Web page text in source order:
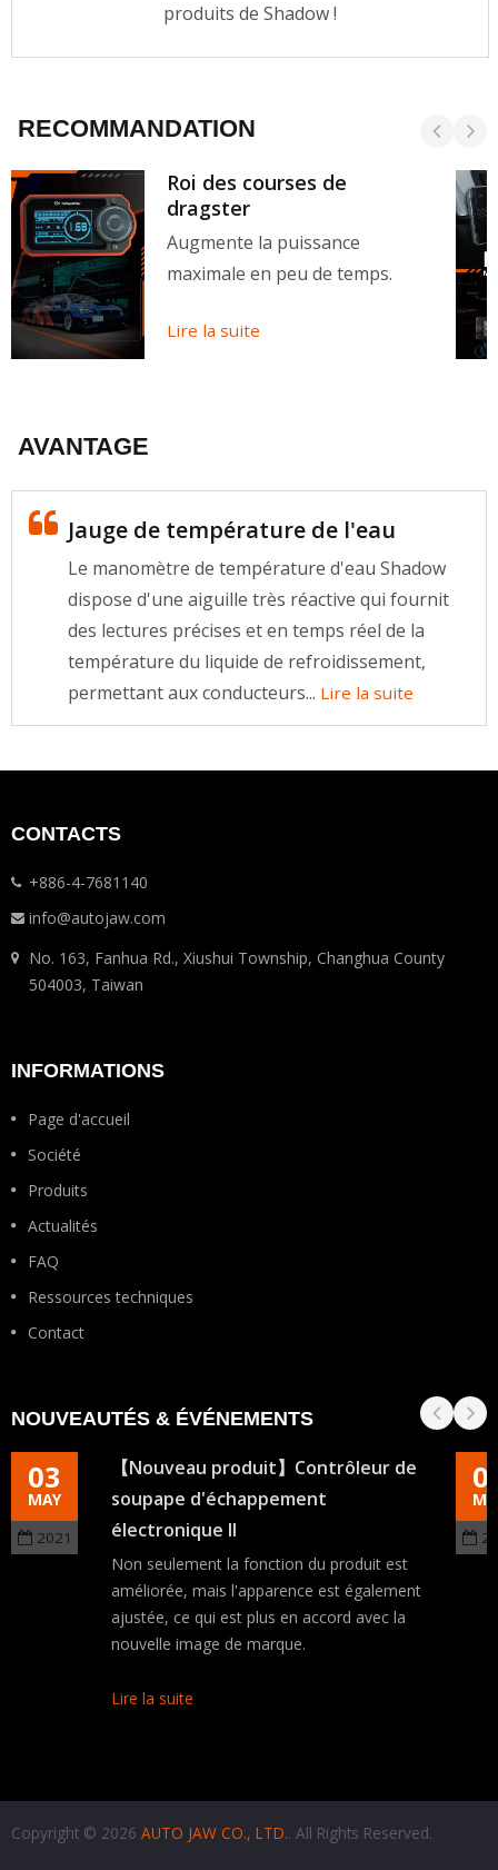
produits de Shadow !
RECOMMANDATION
Roi des courses de
dragster
Augmente la puissance
maximale en peu de temps.
Lire la suite
AVANTAGE
Jauge de température de l'eau
Le manomètre de température d'eau Shadow
dispose d'une aiguille très réactive qui fournit
des lectures précises et en temps réel de la
température du liquide de refroidissement,
permettant aux conducteurs... Lire la suite
CONTACTS
+886-4-7681140
info@autojaw.com
No. 163, Fanhua Rd., Xiushui Township, Changhua County
504003, Taiwan
INFORMATIONS
Page d'accueil
Société
Produits
Actualités
FAQ
Ressources techniques
Contact
NOUVEAUTÉS & ÉVÉNEMENTS
03
MAY
2021
【Nouveau produit】Contrôleur de
soupape d'échappement
électronique II
Non seulement la fonction du produit est
améliorée, mais l'apparence est également
ajustée, ce qui est plus en accord avec la
nouvelle image de marque.
Lire la suite
Copyright © 2026 AUTO JAW CO., LTD.. All Rights Reserved.